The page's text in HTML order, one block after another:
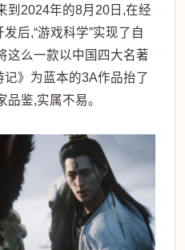
到2024年的8月20日,在经
后,“游戏科学”实现了自
这么一款以中国四大名著
记》为蓝本的3A作品抬了
品鉴,实属不易。